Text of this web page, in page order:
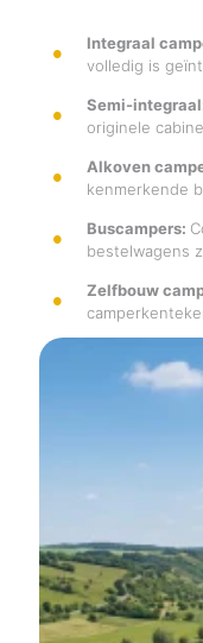
Integraal
volledig is
Semi-
originele cabine.
Alkoven
kenmerkende
Buscampers:
bestelwagens
Zelfbouw